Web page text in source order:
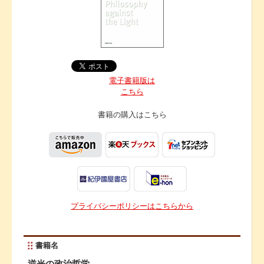
電子書籍版は
こちら
書籍の購入はこちら
プライバシーポリシーはこちらから
書籍名